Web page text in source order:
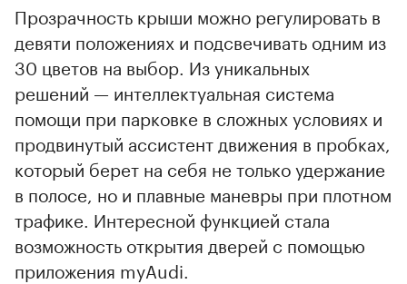
Прозрачность крыши можно регулировать в
девяти положениях и подсвечивать одним из
30 цветов на выбор. Из уникальных
решений — интеллектуальная система
помощи при парковке в сложных условиях и
продвинутый ассистент движения в пробках,
который берет на себя не только удержание
в полосе, но и плавные маневры при плотном
трафике. Интересной функцией стала
возможность открытия дверей с помощью
приложения myAudi.